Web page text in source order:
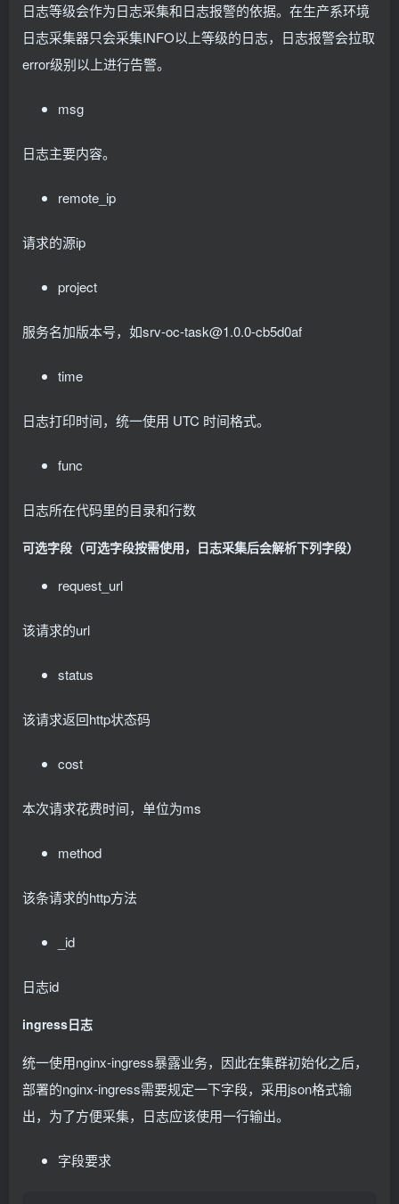
日志等级会作为日志采集和日志报警的依据。在生产系环境
日志采集器只会采集INFO以上等级的日志，日志报警会拉取
error级别以上进行告警。
msg
日志主要内容。
remote_ip
请求的源ip
project
服务名加版本号，如srv-oc-task@1.0.0-cb5d0af
time
日志打印时间，统一使用 UTC 时间格式。
func
日志所在代码里的目录和行数
可选字段（可选字段按需使用，日志采集后会解析下列字段）
request_url
该请求的url
status
该请求返回http状态码
cost
本次请求花费时间，单位为ms
method
该条请求的http方法
_id
日志id
ingress日志
统一使用nginx-ingress暴露业务，因此在集群初始化之后，
部署的nginx-ingress需要规定一下字段，采用json格式输
出，为了方便采集，日志应该使用一行输出。
字段要求